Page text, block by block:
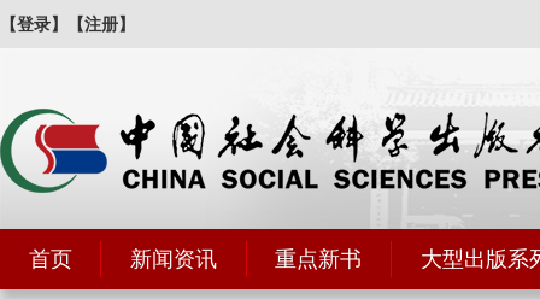
【登录】 【注册】
首页 新闻资讯 重点新书 大型出版系